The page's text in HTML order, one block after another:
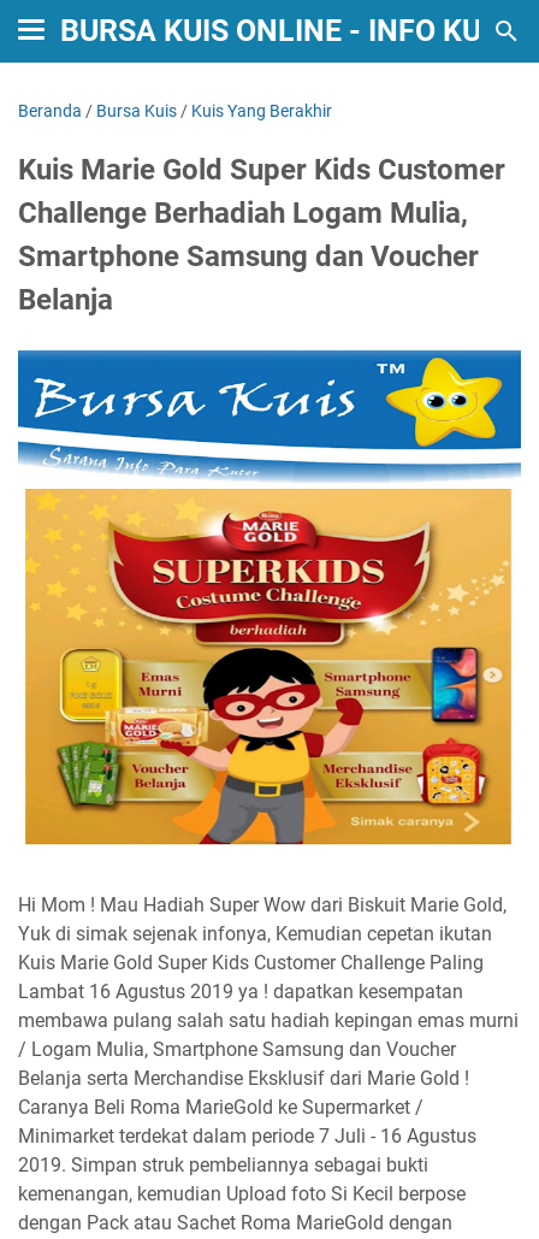
BURSA KUIS ONLINE - INFO KUIS
Beranda / Bursa Kuis / Kuis Yang Berakhir
Kuis Marie Gold Super Kids Customer
Challenge Berhadiah Logam Mulia,
Smartphone Samsung dan Voucher
Belanja
Hi Mom ! Mau Hadiah Super Wow dari Biskuit Marie Gold,
Yuk di simak sejenak infonya, Kemudian cepetan ikutan
Kuis Marie Gold Super Kids Customer Challenge Paling
Lambat 16 Agustus 2019 ya ! dapatkan kesempatan
membawa pulang salah satu hadiah kepingan emas murni
/ Logam Mulia, Smartphone Samsung dan Voucher
Belanja serta Merchandise Eksklusif dari Marie Gold !
Caranya Beli Roma MarieGold ke Supermarket /
Minimarket terdekat dalam periode 7 Juli - 16 Agustus
2019. Simpan struk pembeliannya sebagai bukti
kemenangan, kemudian Upload foto Si Kecil berpose
dengan Pack atau Sachet Roma MarieGold dengan